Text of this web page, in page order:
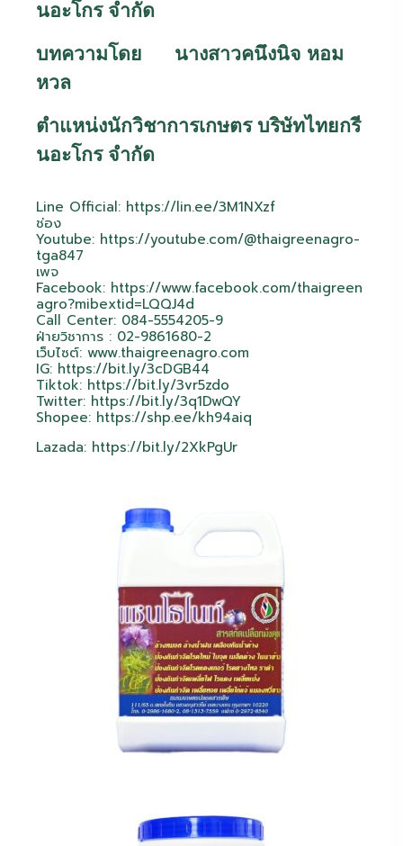
นอะโกร จำกัด
บทความโดย นางสาวคนึงนิจ หอม
หวล
ตำแหน่งนักวิชาการเกษตร บริษัทไทยกรี
นอะโกร จำกัด
Line Official: https://lin.ee/3M1NXzf
ช่อง
Youtube: https://youtube.com/@thaigreenagro-
tga847
เพจ
Facebook: https://www.facebook.com/thaigreen
agro?mibextid=LQQJ4d
Call Center: 084-5554205-9
ฝ่ายวิชาการ : 02-9861680-2
เว็บไซต์: www.thaigreenagro.com
IG: https://bit.ly/3cDGB44
Tiktok: https://bit.ly/3vr5zdo
Twitter: https://bit.ly/3q1DwQY
Shopee: https://shp.ee/kh94aiq
Lazada: https://bit.ly/2XkPgUr